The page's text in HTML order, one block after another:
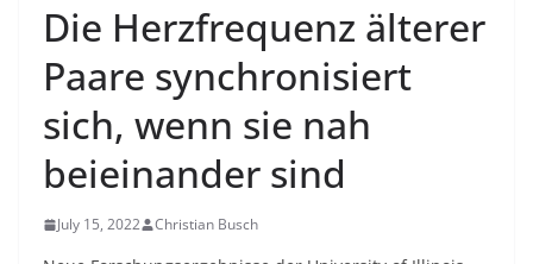
Die Herzfrequenz älterer
Paare synchronisiert
sich, wenn sie nah
beieinander sind
July 15, 2022 Christian Busch